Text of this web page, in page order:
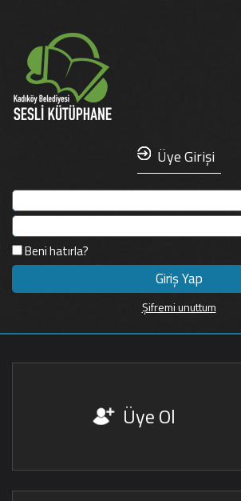
Üye Girişi
Beni hatırla?
Şifremi unuttum
Üye Ol